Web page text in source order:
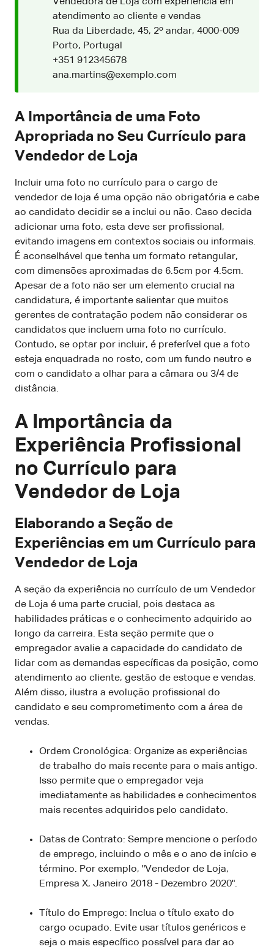
atendimento ao cliente e vendas
Rua da Liberdade, 45, 2º andar, 4000-009
Porto, Portugal
+351 912345678
ana.martins@exemplo.com
A Importância de uma Foto
Apropriada no Seu Currículo para
Vendedor de Loja
Incluir uma foto no currículo para o cargo de
vendedor de loja é uma opção não obrigatória e cabe
ao candidato decidir se a inclui ou não. Caso decida
adicionar uma foto, esta deve ser profissional,
evitando imagens em contextos sociais ou informais.
É aconselhável que tenha um formato retangular,
com dimensões aproximadas de 6.5cm por 4.5cm.
Apesar de a foto não ser um elemento crucial na
candidatura, é importante salientar que muitos
gerentes de contratação podem não considerar os
candidatos que incluem uma foto no currículo.
Contudo, se optar por incluir, é preferível que a foto
esteja enquadrada no rosto, com um fundo neutro e
com o candidato a olhar para a câmara ou 3/4 de
distância.
A Importância da
Experiência Profissional
no Currículo para
Vendedor de Loja
Elaborando a Seção de
Experiências em um Currículo para
Vendedor de Loja
A seção da experiência no currículo de um Vendedor
de Loja é uma parte crucial, pois destaca as
habilidades práticas e o conhecimento adquirido ao
longo da carreira. Esta seção permite que o
empregador avalie a capacidade do candidato de
lidar com as demandas específicas da posição, como
atendimento ao cliente, gestão de estoque e vendas.
Além disso, ilustra a evolução profissional do
candidato e seu comprometimento com a área de
vendas.
Ordem Cronológica: Organize as experiências
de trabalho do mais recente para o mais antigo.
Isso permite que o empregador veja
imediatamente as habilidades e conhecimentos
mais recentes adquiridos pelo candidato.
Datas de Contrato: Sempre mencione o período
de emprego, incluindo o mês e o ano de início e
término. Por exemplo, "Vendedor de Loja,
Empresa X, Janeiro 2018 - Dezembro 2020".
Título do Emprego: Inclua o título exato do
cargo ocupado. Evite usar títulos genéricos e
seja o mais específico possível para dar ao